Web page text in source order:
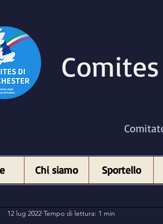
Chi siamo Sportello
12 lug 2022 Tempo di lettura: 1 min